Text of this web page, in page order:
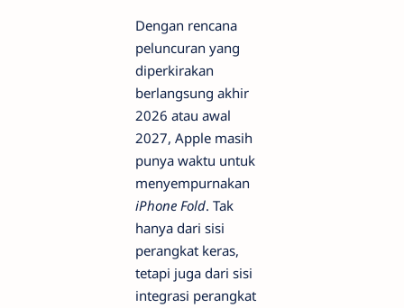
Dengan rencana
peluncuran yang
diperkirakan
berlangsung akhir
2026 atau awal
2027, Apple masih
punya waktu untuk
menyempurnakan
iPhone Fold. Tak
hanya dari sisi
perangkat keras,
tetapi juga dari sisi
integrasi perangkat